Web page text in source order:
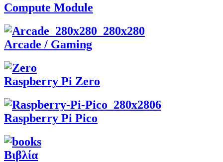
Compute Module
Arcade / Gaming
Raspberry Pi Zero
Raspberry Pi Pico
Βιβλία